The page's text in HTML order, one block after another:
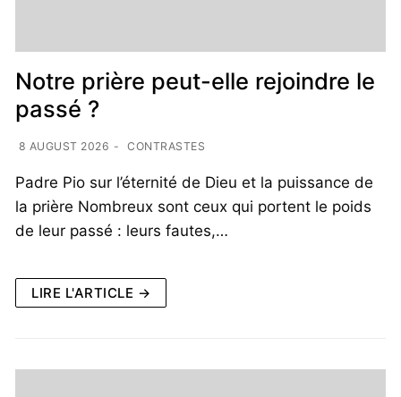
Notre prière peut-elle rejoindre le
passé ?
8 AUGUST 2026 - CONTRASTES
Padre Pio sur l’éternité de Dieu et la puissance de
la prière Nombreux sont ceux qui portent le poids
de leur passé : leurs fautes,…
LIRE L'ARTICLE →